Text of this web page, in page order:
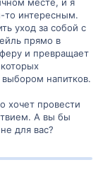
то интересным.
уход за собой с
прямо в
и превращает
напитков.
хочет провести
А вы бы
для вас?